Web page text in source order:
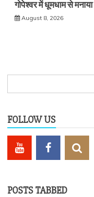
गोपेश्वर में धूमधाम से
August 8, 2026
FOLLOW US
POSTS TABBED